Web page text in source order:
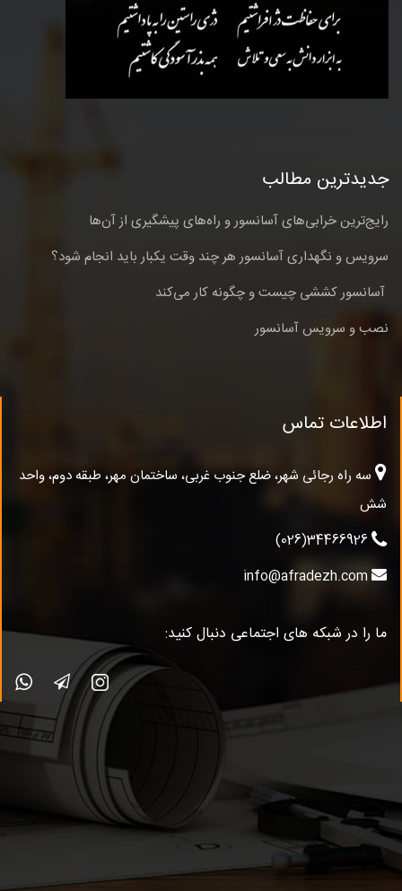
جدیدترین مطالب
رایج‌ترین خرابی‌های آسانسور و راه‌های پیشگیری از آن‌ها
سرویس و نگهداری آسانسور هر چند وقت یکبار باید انجام شود؟
آسانسور کششی چیست و چگونه کار می‌کند
نصب و سرویس آسانسور
اطلاعات تماس
سه راه رجائی شهر، ضلع جنوب غربی، ساختمان مهر، طبقه دوم، واحد
شش
34466926(026)
info@afradezh.com
ما را در شبکه های اجتماعی دنبال کنید: